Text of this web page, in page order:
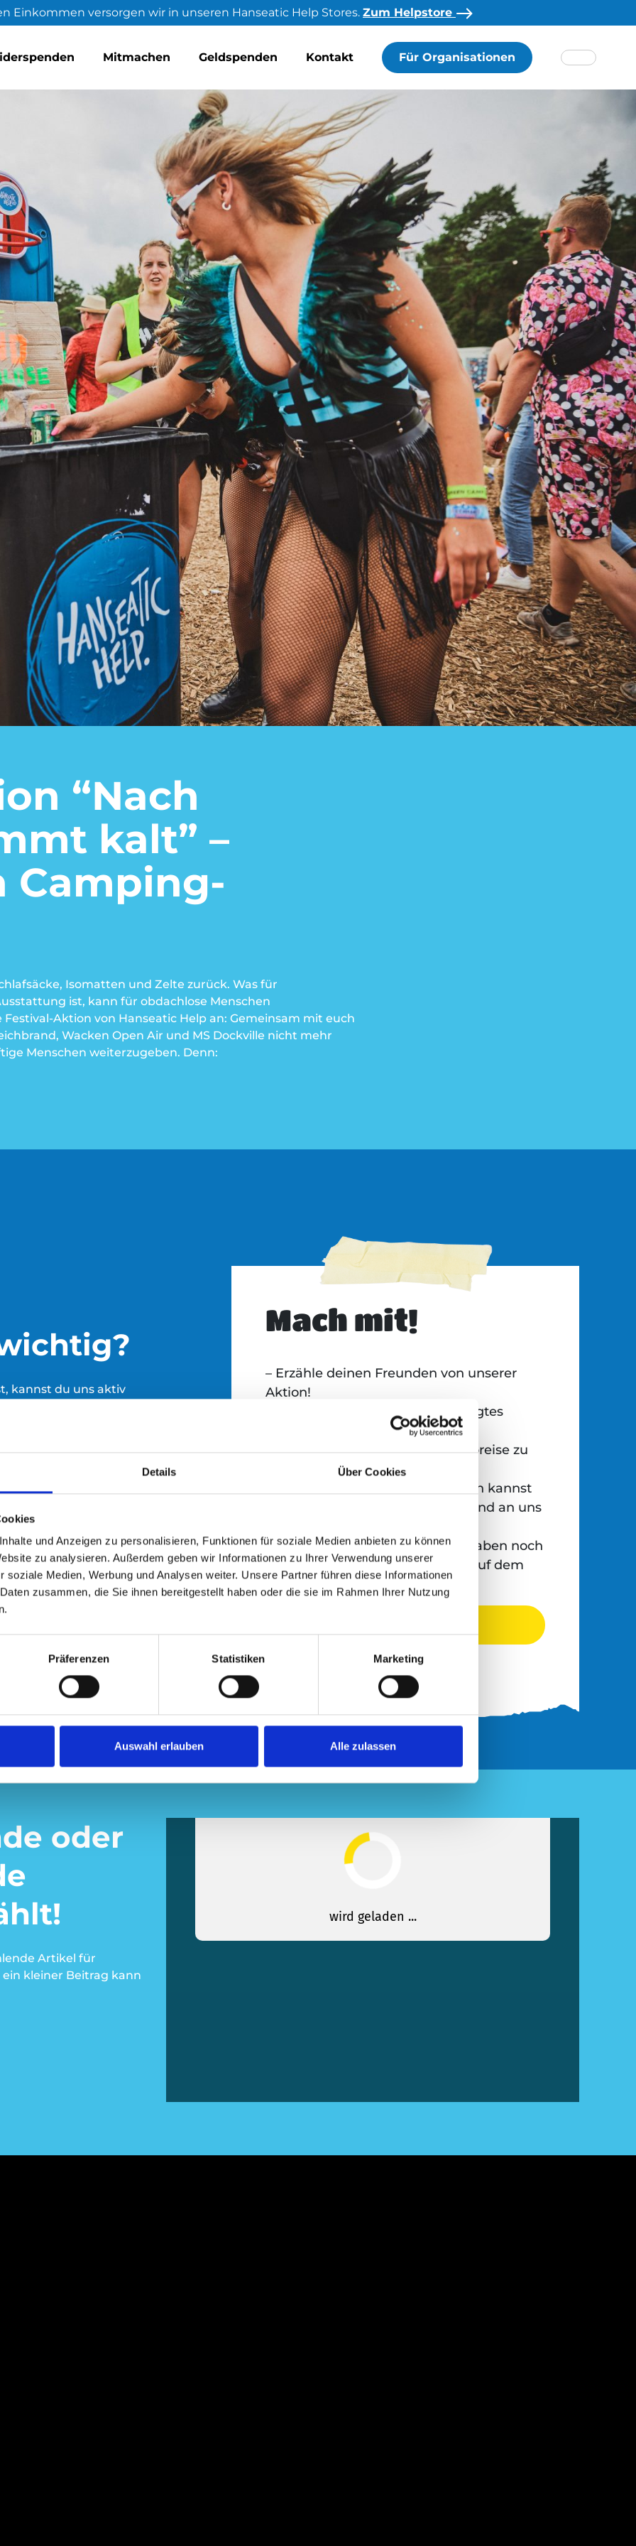
Details Über Cookies
und Anzeigen zu personalisieren, Funktionen für soziale Medien anbieten zu können
zu analysieren. Außerdem geben wir Informationen zu Ihrer Verwendung unserer
soziale Medien, Werbung und Analysen weiter. Unsere Partner führen diese Informationen
zusammen, die Sie ihnen bereitgestellt haben oder die sie im Rahmen Ihrer Nutzung
Präferenzen Statistiken Marketing
Auswahl erlauben Alle zulassen
Einkommen versorgen wir in unseren Hanseatic Help Stores. Zum Helpstore
Mitmachen Geldspenden Kontakt Für Organisationen
“Nach
kalt” –
Camping-
Isomatten und Zelte zurück. Was für
ist, kann für obdachlose Menschen
Festival-Aktion von Hanseatic Help an: Gemeinsam mit euch
Wacken Open Air und MS Dockville nicht mehr
Menschen weiterzugeben. Denn:
kannst du uns aktiv
Camping-
Dabei erzielen
Isomatten und Zelte
Jedes Jahr
zurück, die
dringend
Einwegpfand
für die
Atmosphäre
eine Perspektive auf
obdachlose Menschen
Mach mit!
– Erzähle deinen Freunden von unserer
Aktion!
– Spende dein nicht mehr benötigtes
Camping-Equipment!
– Bringe deine Sachen bei der Abreise zu
unseren Sammelpunkten!
– Leere Pfandflaschen und -dosen kannst
du beim Hurricane und Deichbrand an uns
– Werde Teil unserer Crew! Wir haben noch
Plätze für Sonntag und Montag auf dem
Hurricane Festival.
oder
Artikel für
kleiner Beitrag kann